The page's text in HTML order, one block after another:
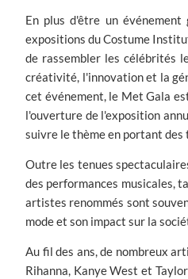
En plus d'être un
expositions du Costume
de rassembler les célébrités
créativité, l'innovation et la
cet événement, le Met Gala
l'ouverture de l'exposition
suivre le thème en portant
Outre les tenues
des performances musicales,
artistes renommés sont
mode et son impact sur la
Au fil des ans, de nombreux
Rihanna, Kanye West et